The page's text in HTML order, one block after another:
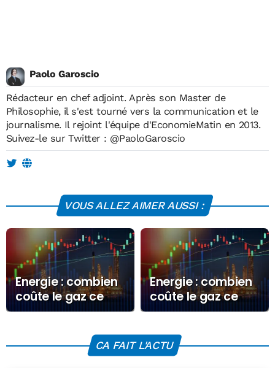
Paolo Garoscio
Rédacteur en chef adjoint. Après son Master de
Philosophie, il s'est tourné vers la communication et le
journalisme. Il rejoint l'équipe d'EconomieMatin en 2013.
Suivez-le sur Twitter : @PaoloGaroscio
VOUS ALLEZ AIMER AUSSI :
Energie : combien
coûte le gaz ce
Vendredi 26 juin
Energie : combien
coûte le gaz ce
Jeudi 28 août
CA FAIT L'ACTU